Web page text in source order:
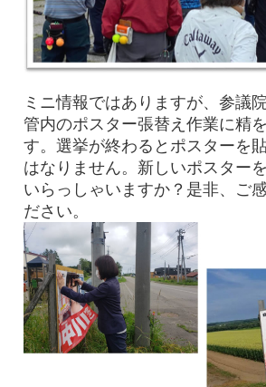
ミニ情報ではありますが、参議
管内のポスター張替え作業に精
す。選挙が終わるとポスターを
はなりません。新しいポスター
いらっしゃいますか？是非、ご
ださい。